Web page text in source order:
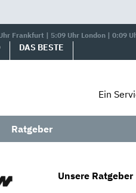
Frankfurt | 5:09 Uhr London | 0:09
DAS BESTE
Ein
Ratgeber
Unsere Ratgeber